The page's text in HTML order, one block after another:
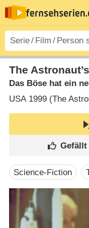
The
Das Böse hat ein
USA1999 (The
Science-Fiction